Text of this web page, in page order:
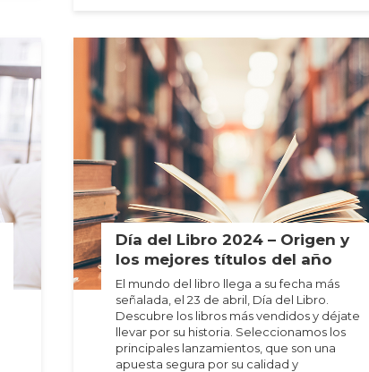
Día del Libro 2024 – Origen y
los mejores títulos del año
El mundo del libro llega a su fecha más
señalada, el 23 de abril, Día del Libro.
Descubre los libros más vendidos y déjate
llevar por su historia. Seleccionamos los
principales lanzamientos, que son una
apuesta segura por su calidad y